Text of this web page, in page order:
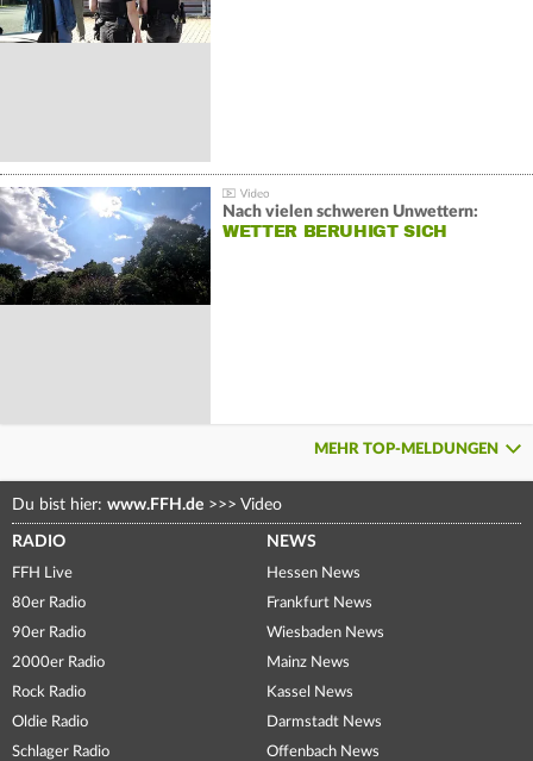
Nach vielen schweren Unwettern:
WETTER BERUHIGT SICH
MEHR TOP-MELDUNGEN
Du bist hier: www.FFH.de >>> Video
RADIO
FFH Live
80er Radio
90er Radio
2000er Radio
Rock Radio
Oldie Radio
Schlager Radio
NEWS
Hessen News
Frankfurt News
Wiesbaden News
Mainz News
Kassel News
Darmstadt News
Offenbach News